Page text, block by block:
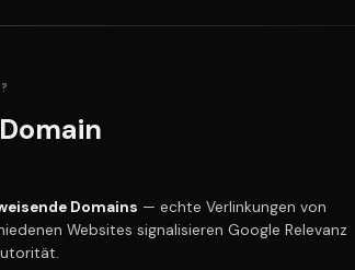
Domains — echte Verlinkungen von
Websites signalisieren Google Relevanz